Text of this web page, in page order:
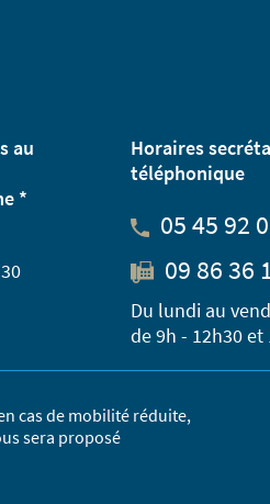
au
*
Horaires
téléphonique
05 45 92
09 86 36
Du lundi au
de 9h - 12h30 et
cas de mobilité réduite,
sera proposé